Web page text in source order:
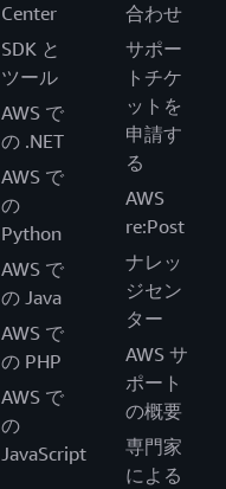
Center
SDK と
ツール
AWS で
の .NET
AWS で
の
Python
AWS で
の Java
AWS で
の PHP
AWS で
の
JavaScript
合わせ
サポー
トチケ
ットを
申請す
る
AWS
re:Post
ナレッ
ジセン
ター
AWS サ
ポート
の概要
専門家
による